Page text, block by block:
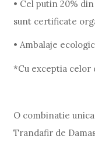
• Cel putin 20%
sunt certificate
• Ambalaje
*Cu exceptia celor
O combinatie
Trandafir de